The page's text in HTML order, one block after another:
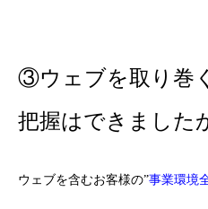
③ウェブを取り巻
把握はできました
ウェブを含むお客様の”事業環境